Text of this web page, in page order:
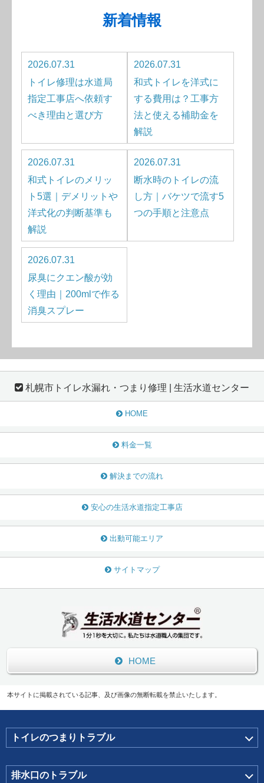
新着情報
2026.07.31
トイレ修理は水道局
指定工事店へ依頼す
べき理由と選び方
2026.07.31
和式トイレを洋式に
する費用は？工事方
法と使える補助金を
解説
2026.07.31
和式トイレのメリッ
ト5選｜デメリットや
洋式化の判断基準も
解説
2026.07.31
断水時のトイレの流
し方｜バケツで流す5
つの手順と注意点
2026.07.31
尿臭にクエン酸が効
く理由｜200mlで作る
消臭スプレー
札幌市トイレ水漏れ・つまり修理 | 生活水道センター
HOME
料金一覧
解決までの流れ
安心の生活水道指定工事店
出動可能エリア
サイトマップ
HOME
本サイトに掲載されている記事、及び画像の無断転載を禁止いたします。
トイレのつまりトラブル
排水口のトラブル